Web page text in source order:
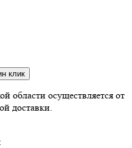
клик
области осуществляется от
доставки.